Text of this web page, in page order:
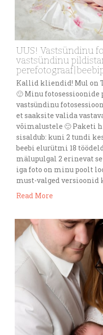
UUS! Vastsündinu
vastsündinu
Kallid kliendid! Mul on
🙂 Minu
vastsündinu
et saaksite valida
võimalustele 🙂 Paketi
sisaldub: kuni 2 tundi
beebi elurütmi 18
mälupulgal 2 erinevat
iga foto on minu poolt
must-valged
Read More